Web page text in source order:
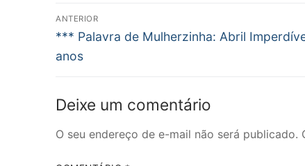
Navegação
de
Post
ANTERIOR
Post
anterior:
*** Palavra de Mulherzinha: Abril
anos
Deixe um comentário
O seu endereço de e-mail não será publicado.